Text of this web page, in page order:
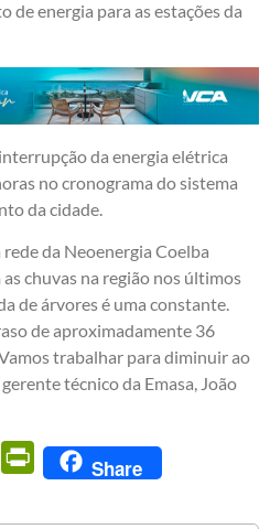
energia para as estações da
da energia elétrica
no cronograma do sistema
da cidade.
rede da Neoenergia Coelba
chuvas na região nos últimos
de árvores é uma constante.
de aproximadamente 36
trabalhar para diminuir ao
técnico da Emasa, João
Email PrintFriendly
Share